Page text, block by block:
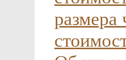
размера